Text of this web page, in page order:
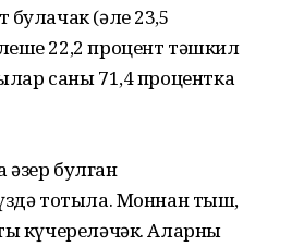
(әле 23,5
22,2 процент тәшкил
саны 71,4 процентка
булган
тотыла. Моннан тыш,
күчереләчәк. Аларны